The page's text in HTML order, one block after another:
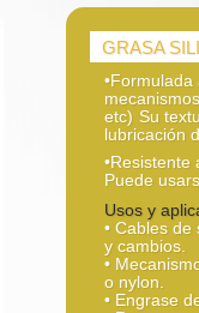
GRASA
etc) Su
lubricación
Puede
Usos y
• Cables
y cambios.
•
o nylon.
• Engrase